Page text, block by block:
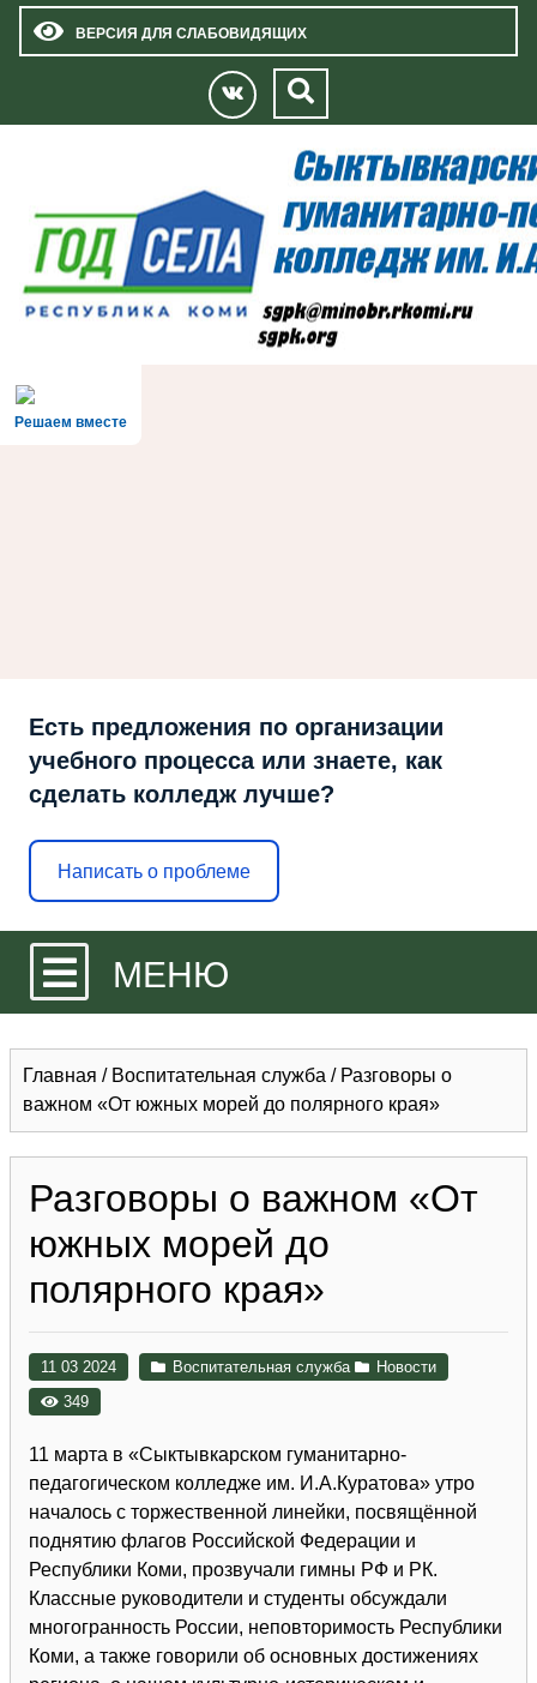
ВЕРСИЯ ДЛЯ СЛАБОВИДЯЩИХ
Решаем вместе
Есть предложения по организации
учебного процесса или знаете, как
сделать колледж лучше?
Написать о проблеме
МЕНЮ
Главная / Воспитательная служба / Разговоры о
важном «От южных морей до полярного края»
Разговоры о важном «От
южных морей до
полярного края»
11 03 2024 Воспитательная служба
Новости
349
11 марта в «Сыктывкарском гуманитарно-
педагогическом колледже им. И.А.Куратова» утро
началось с торжественной линейки, посвящённой
поднятию флагов Российской Федерации и
Республики Коми, прозвучали гимны РФ и РК.
Классные руководители и студенты обсуждали
многогранность России, неповторимость Республики
Коми, а также говорили об основных достижениях